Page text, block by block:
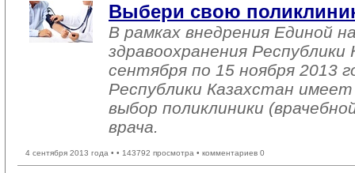
Выбери свою
В рамках внедрения Единой
здравоохранения Республики
сентября по 15 ноября 2013
Республики Казахстан
выбор поликлиники
врача.
4 сентября 2013 года • • 143792 просмотра • комментариев 0